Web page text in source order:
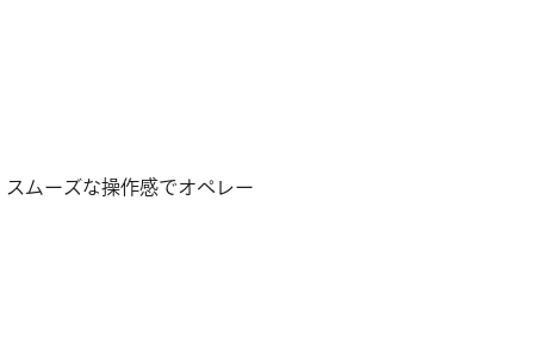
ムーズな操作感でオペレー